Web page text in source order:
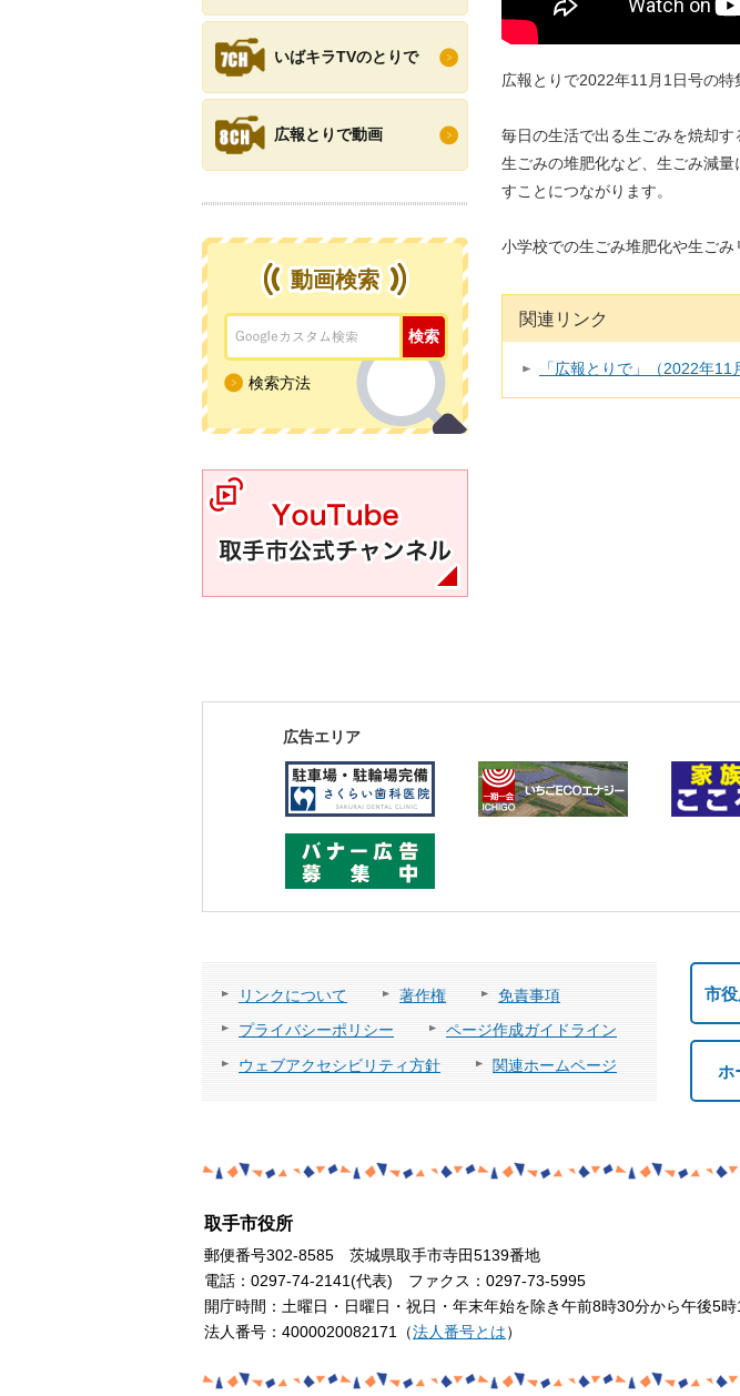
広報とりで2022年11月1日号の特
毎日の生活で出る生ごみを焼却す
生ごみの堆肥化など、生ごみ減
すことにつながります。
小学校での生ごみ堆肥化や生ごみ
関連リンク
「広報とりで」（2022年11
いばキラTVのとりで
広報とりで動画
動画検索
検索方法
YouTube取手市公式チャンネル
広告エリア
リンクについて 著作権
免責事項
プライバシーポリシー
ページ作成ガイドライン
ウェブアクセシビリティ方針
関連ホームページ
市
ホ
取手市役所
郵便番号302-8585 茨城県取手市寺田5139番地
電話：0297-74-2141(代表) ファクス：0297-73-5995
開庁時間：土曜日・日曜日・祝日・年末年始を除き午前8時30分から午後5
法人番号：4000020082171（法人番号とは）